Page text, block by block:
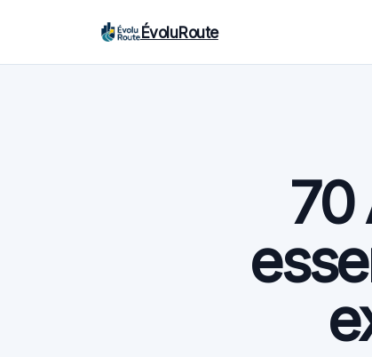
ÉvoluRoute
70